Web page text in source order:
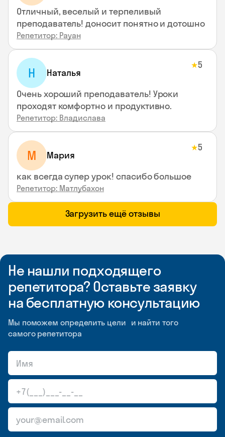
Отличный, веселый и терпеливый
преподаватель! доносит понятно и дотошно
Репетитор: Рауан
Н Наталья
★5
Очень хороший преподаватель! Уроки
проходят комфортно и продуктивно.
Репетитор: Владислава
М Мария
★5
как всегда супер урок! спасибо большое
Репетитор: Матлубахон
Загрузить ещё отзывы
Не нашли подходящего
репетитора? Оставьте заявку
на бесплатную консультацию
Мы поможем определить цели и найти того
самого репетитора